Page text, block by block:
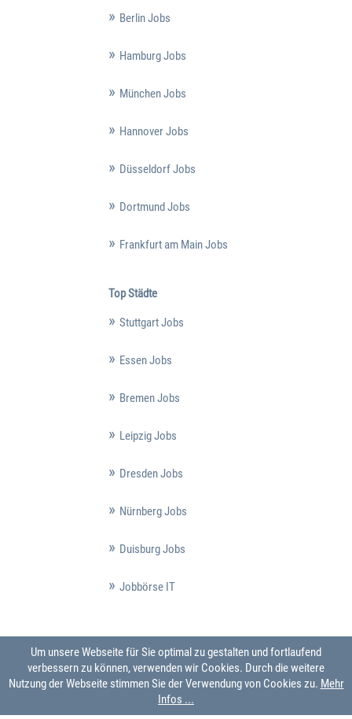
Berlin Jobs
Hamburg Jobs
München Jobs
Hannover Jobs
Düsseldorf Jobs
Dortmund Jobs
Frankfurt am Main Jobs
Top Städte
Stuttgart Jobs
Essen Jobs
Bremen Jobs
Leipzig Jobs
Dresden Jobs
Nürnberg Jobs
Duisburg Jobs
Jobbörse IT
Um unsere Webseite für Sie optimal zu gestalten und fortlaufend
verbessern zu können, verwenden wir Cookies. Durch die weitere
Nutzung der Webseite stimmen Sie der Verwendung von Cookies zu. Mehr
Infos ...